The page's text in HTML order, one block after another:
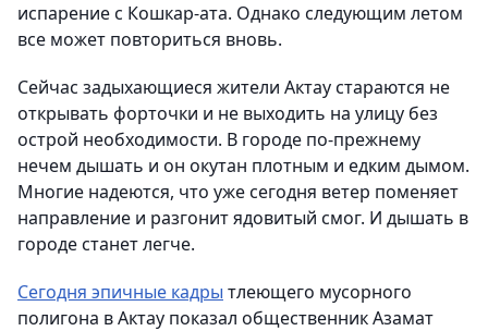
испарение с Кошкар-ата. Однако следующим летом
все может повториться вновь.
Сейчас задыхающиеся жители Актау стараются не
открывать форточки и не выходить на улицу без
острой необходимости. В городе по-прежнему
нечем дышать и он окутан плотным и едким дымом.
Многие надеются, что уже сегодня ветер поменяет
направление и разгонит ядовитый смог. И дышать в
городе станет легче.
Сегодня эпичные кадры тлеющего мусорного
полигона в Актау показал общественник Азамат